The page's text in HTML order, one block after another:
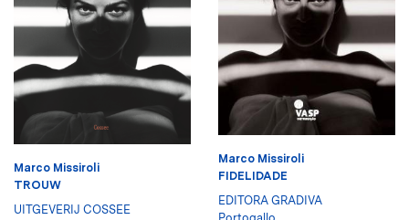
Marco Missiroli
TROUW
UITGEVERIJ COSSEE
Marco Missiroli
FIDELIDADE
EDITORA GRADIVA